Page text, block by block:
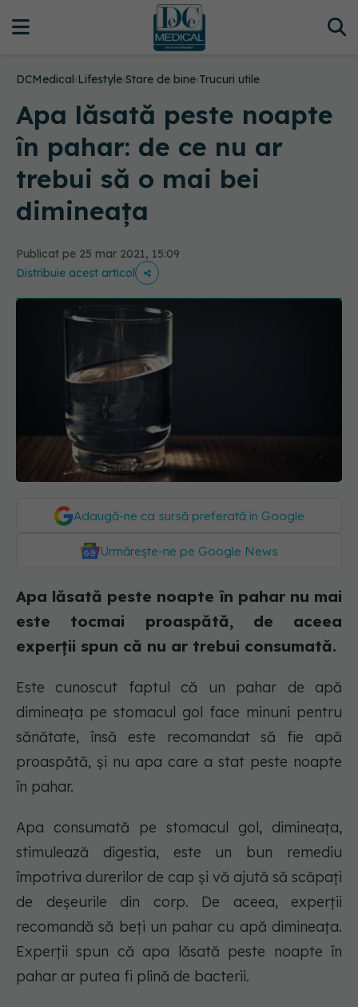
DCMedical›Lifestyle›Stare de bine›Trucuri utile
Apa lăsată peste noapte
în pahar: de ce nu ar
trebui să o mai bei
dimineața
Publicat pe 25 mar 2021, 15:09
Distribuie acest articol
Adaugă-ne ca sursă preferată în Google
Urmărește-ne pe Google News
Apa lăsată peste noapte în pahar nu mai
este tocmai proaspătă, de aceea
experții spun că nu ar trebui consumată.
Este cunoscut faptul că un pahar de apă
dimineața pe stomacul gol face minuni pentru
sănătate, însă este recomandat să fie apă
proaspătă, și nu apa care a stat peste noapte
în pahar.
Apa consumată pe stomacul gol, dimineața,
stimulează digestia, este un bun remediu
împotriva durerilor de cap și vă ajută să scăpați
de deșeurile din corp. De aceea, experții
recomandă să beți un pahar cu apă dimineața.
Experții spun că apa lăsată peste noapte în
pahar ar putea fi plină de bacterii.